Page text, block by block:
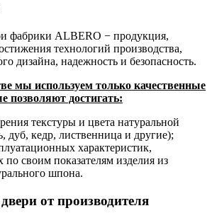
фабрики ALBERO − продукция,
технологий производства,
дизайна, надежность и безопасность.
мы используем только качественные
позволяют достигать:
текстуры и цвета натуральной
дуб, кедр, лиственница и другие);
характеристик,
по своим показателям изделия из
шпона.
от производителя